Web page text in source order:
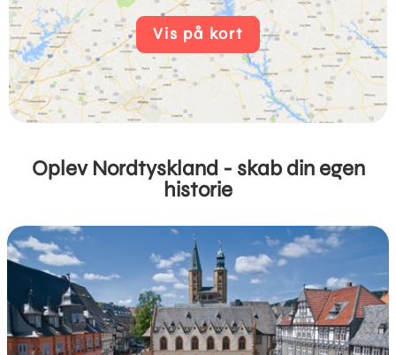
Vis på kort
Oplev Nordtyskland - skab din egen
historie